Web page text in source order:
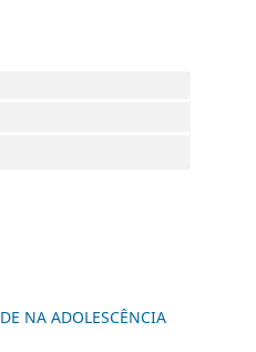
NA ADOLESCÊNCIA